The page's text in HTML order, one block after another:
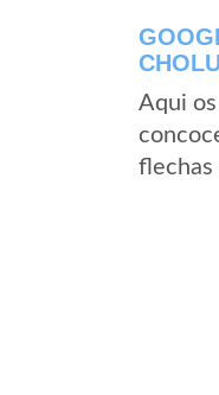
Aqui
flechas